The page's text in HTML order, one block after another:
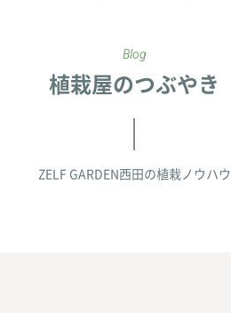
Blog
植栽屋のつぶやき
ZELF GARDEN西田の植栽ノウハウ